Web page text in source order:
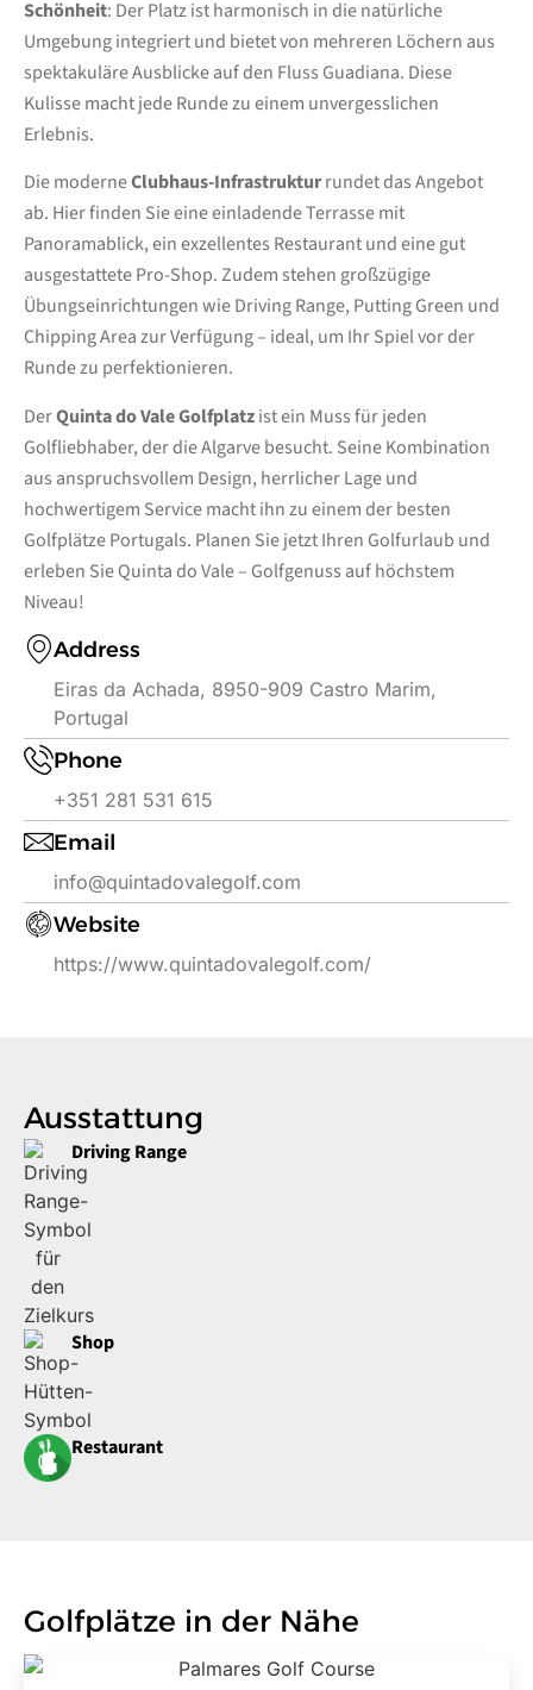
Schönheit: Der Platz ist harmonisch in die natürliche
Umgebung integriert und bietet von mehreren Löchern aus
spektakuläre Ausblicke auf den Fluss Guadiana. Diese
Kulisse macht jede Runde zu einem unvergesslichen
Erlebnis.
Die moderneClubhaus-Infrastrukturrundet das Angebot
ab. Hier finden Sie eine einladende Terrasse mit
Panoramablick, ein exzellentes Restaurant und eine gut
ausgestattete Pro-Shop. Zudem stehen großzügige
Übungseinrichtungen wie Driving Range, Putting Green und
Chipping Area zur Verfügung – ideal, um Ihr Spiel vor der
Runde zu perfektionieren.
DerQuinta do Vale Golfplatzist ein Muss für jeden
Golfliebhaber, der die Algarve besucht. Seine Kombination
aus anspruchsvollem Design, herrlicher Lage und
hochwertigem Service macht ihn zu einem der besten
Golfplätze Portugals. Planen Sie jetzt Ihren Golfurlaub und
erleben Sie Quinta do Vale – Golfgenuss auf höchstem
Niveau!
Address
Eiras da Achada, 8950-909 Castro Marim,
Portugal
Phone
+351 281 531 615
Email
info@quintadovalegolf.com
Website
https://www.quintadovalegolf.com/
Ausstattung
Driving Range
Shop
Restaurant
Golfplätze in der Nähe